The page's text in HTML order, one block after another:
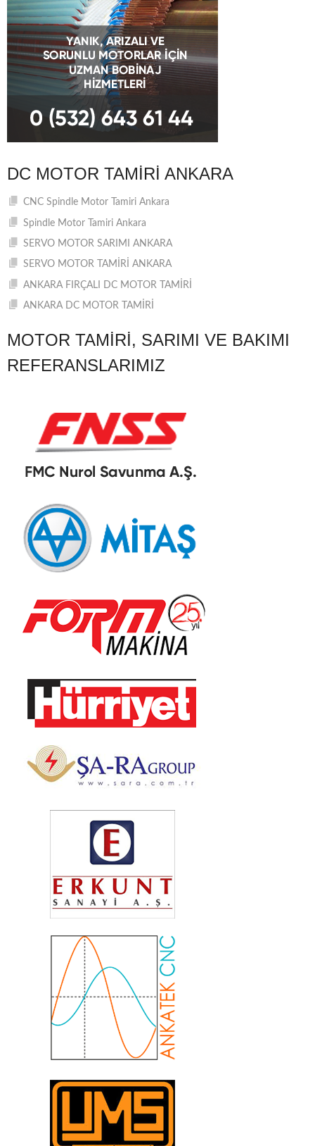
DC MOTOR TAMIRI ANKARA
CNC Spindle Motor Tamiri Ankara
Spindle Motor Tamiri Ankara
SERVO MOTOR SARIMI ANKARA
SERVO MOTOR TAMİRİ ANKARA
ANKARA FIRÇALI DC MOTOR TAMİRİ
ANKARA DC MOTOR TAMİRİ
MOTOR TAMIRI, SARIMI VE BAKIMI
REFERANSLARIMIZ